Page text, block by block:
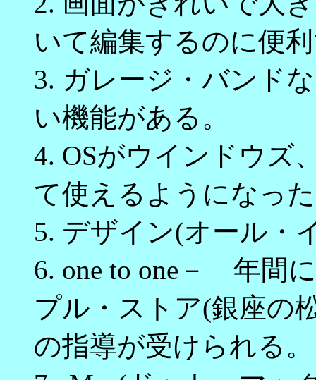
いて編集するのに便
3. ガレージ・バンド
い機能がある。
4. OSがウインドウズ
て使えるようになっ
5. デザイン(オール・
6. one to one－ 年間
プル・ストア(銀座の
の指導が受けられる。